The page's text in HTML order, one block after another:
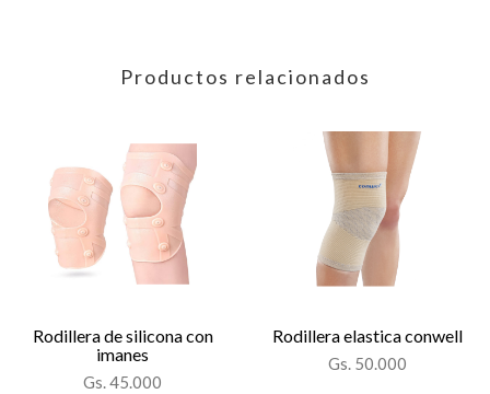
Productos relacionados
Rodillera de silicona con
imanes
Gs. 45.000
Rodillera elastica conwell
Gs. 50.000